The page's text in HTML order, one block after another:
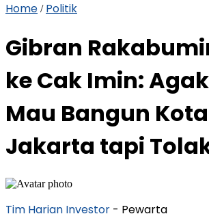
Home / Politik
Gibran
ke Cak Imin:
Mau Bangun
Jakarta tapi
Tim Harian Investor - Pewarta